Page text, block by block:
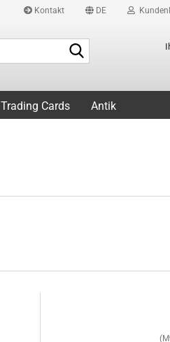
Kontakt DE
Trading Cards Antik